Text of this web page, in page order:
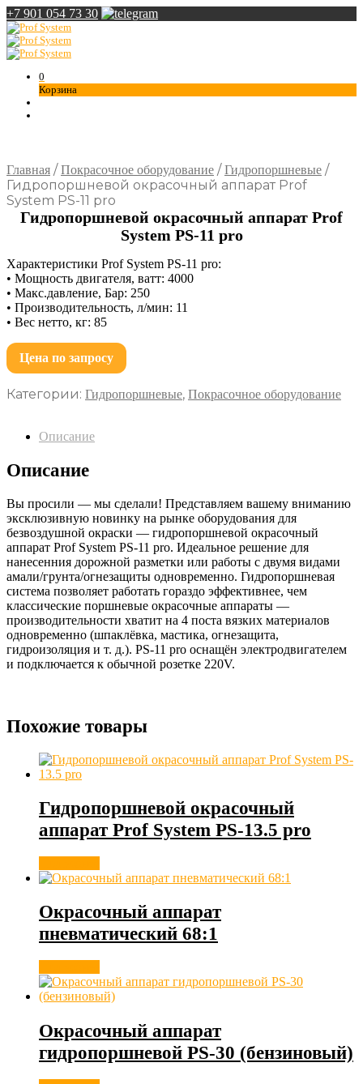
+7 901 054 73 30
0
Корзина
Главная / Покрасочное оборудование / Гидропоршневые /
Гидропоршневой окрасочный аппарат Prof
System PS-11 pro
Гидропоршневой окрасочный аппарат Prof
System PS-11 pro
Характеристики Prof System PS-11 pro:
• Мощность двигателя, ватт: 4000
• Макс.давление, Бар: 250
• Производительность, л/мин: 11
• Вес нетто, кг: 85
Цена по запросу
Категории: Гидропоршневые, Покрасочное оборудование
Описание
Описание
Вы просили — мы сделали! Представляем вашему вниманию
эксклюзивную новинку на рынке оборудования для
безвоздушной окраски — гидропоршневой окрасочный
аппарат Prof System PS-11 pro. Идеальное решение для
нанесенния дорожной разметки или работы с двумя видами
амали/грунта/огнезащиты одновременно. Гидропоршневая
система позволяет работать гораздо эффективнее, чем
классические поршневые окрасочные аппараты —
производительности хватит на 4 поста вязких материалов
одновременно (шпаклёвка, мастика, огнезащита,
гидроизоляция и т. д.). PS-11 pro оснащён электродвигателем
и подключается к обычной розетке 220V.
Похожие товары
Гидропоршневой окрасочный
аппарат Prof System PS-13.5 pro
Окрасочный аппарат
пневматический 68:1
Окрасочный аппарат
гидропоршневой PS-30 (бензиновый)